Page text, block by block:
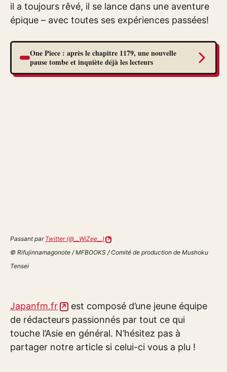
il a toujours rêvé, il se lance dans une aventure
épique – avec toutes ses expériences passées!
One Piece : après le chapitre 1179, une nouvelle
pause tombe et inquiète déjà les lecteurs
Passant par Twitter (@__WiZee__)
© Rifujinnamagonote / MFBOOKS / Comité de production de Mushoku
Tensei
Japanfm.fr
est composé d’une jeune équipe
de rédacteurs passionnés par tout ce qui
touche l’Asie en général. N’hésitez pas à
partager notre article si celui-ci vous a plu !